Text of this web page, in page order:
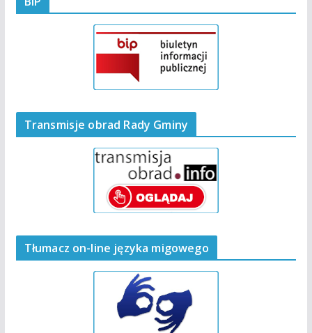
Transmisje obrad Rady Gminy
Tłumacz on-line języka migowego